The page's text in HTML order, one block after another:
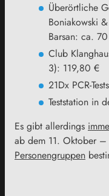
Überörtliche
Boniakowski
Barsan: ca.
Club
3): 119,80 €
21Dx PCR-
Teststation in
Es gibt allerdings
ab dem 11. Oktober
Personengruppen